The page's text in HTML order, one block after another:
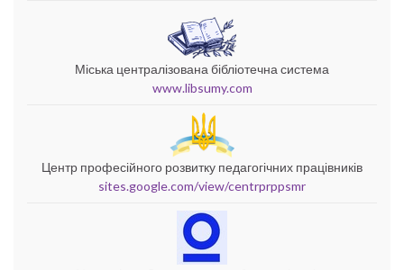
Міська централізована бібліотечна система
www.libsumy.com
Центр професійного розвитку педагогічних працівників
sites.google.com/view/centrprppsmr